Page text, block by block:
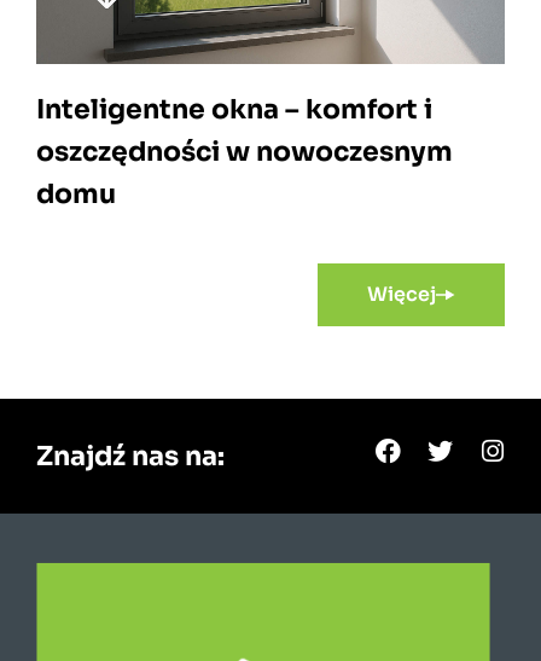
Inteligentne okna – komfort i
oszczędności w nowoczesnym
domu
Więcej
Znajdź nas na: